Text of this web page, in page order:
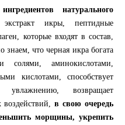
натурального
икры, пептидные
которые входят в состав,
знаем, что черная икра богата
солями, аминокислотами,
кислотами, способствует
увлажнению, возвращает
воздействий,в свою очередь
морщины, укрепить